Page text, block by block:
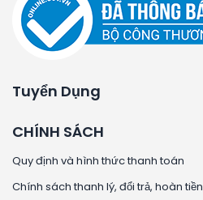
Tuyển Dụng
CHÍNH SÁCH
Quy định và hình thức thanh toán
Chính sách thanh lý, đổi trả, hoàn tiền